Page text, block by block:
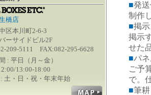
橋店
区本川町2-6-3
ーサイドビル2F
209-5111 FAX:082-295-6628
: 平日（月～金）
13:00-18:00
土・日・祝・年末年始
■発
制作
■掲
掲示
せた
■パ
ご予
で。
■筆耕